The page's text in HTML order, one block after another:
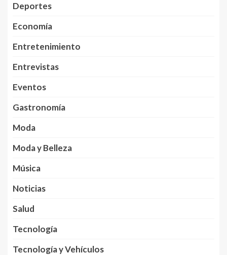
Deportes
Economía
Entretenimiento
Entrevistas
Eventos
Gastronomía
Moda
Moda y Belleza
Música
Noticias
Salud
Tecnología
Tecnología y Vehículos